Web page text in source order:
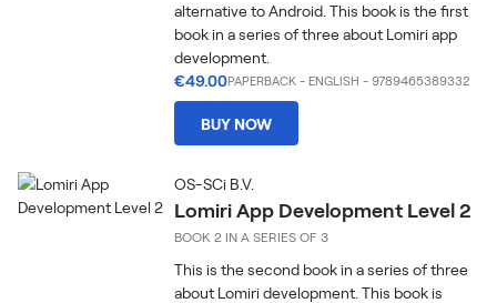
alternative to Android. This book is the first
book in a series of three about Lomiri app
development.
€49.00PAPERBACK - ENGLISH - 9789465389332
BUY NOW
OS-SCi B.V.
Lomiri App Development Level 2
BOOK 2 IN A SERIES OF 3
This is the second book in a series of three
about Lomiri development. This book is